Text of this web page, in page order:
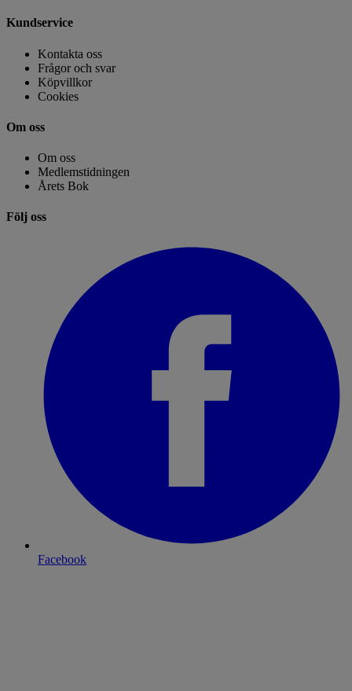
Kundservice
Kontakta oss
Frågor och svar
Köpvillkor
Cookies
Om oss
Om oss
Medlemstidningen
Årets Bok
Följ oss
Facebook